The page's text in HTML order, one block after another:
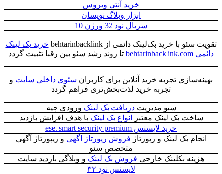
خرید آنتی ویروس
ابزار وبلاگ نویسان
سریال نود 32 ورژن 10
تقویت سئو با خرید بک‌لینک دائمی از behtarinbacklink
خرید بک لینک
دائمی behtarinbacklink.com
تا روند رشد سئو بین رقبا تثبیت گردد
بهینه‌سازی تجربه خرید آنلاین برای کاربران سئوی داخلی سایت و
تجربه خرید لذت‌بخش‌تری فراهم گردد
سیو مدیریتدریافت بک لینک ورودی چیه
ساخت بک لینک معتبر
انواع بک لینک با هدف افزایش بازدید
خرید لایسنس eset smart security premium
انجام بک لینک و رپورتاژ فروش رپورتاژ اگهی و ریپورتاژ آگهی
متخصص سئو
هزینه بکلینک خارجی فروش بک لینک و وبلاگی بازدید سایت
لایسنس نود ٣٢